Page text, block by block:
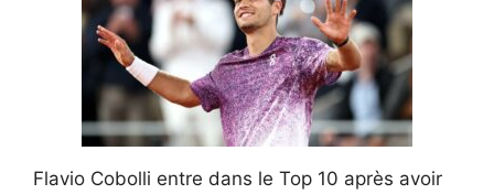
Flavio Cobolli entre dans le Top 10 après avoir